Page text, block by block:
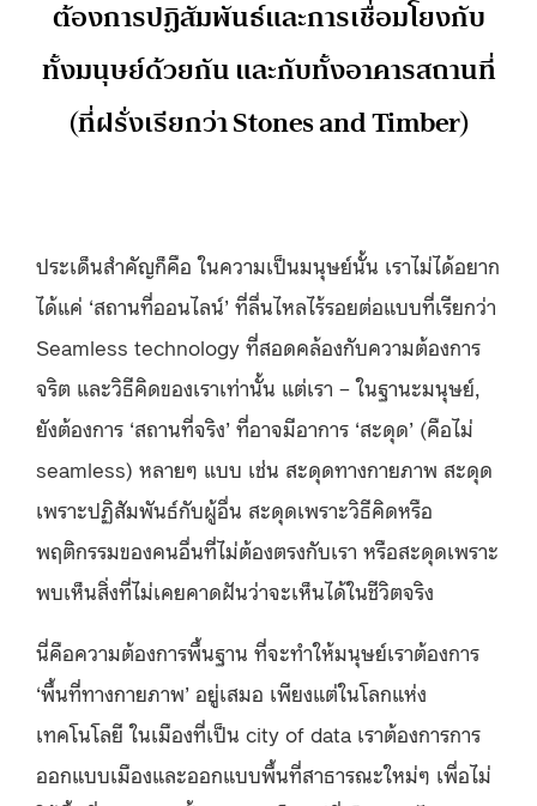
ต้องการปฏิสัมพันธ์และการเชื่อมโยงกับ
ทั้งมนุษย์ด้วยกัน และกับทั้งอาคารสถานที่
(ที่ฝรั่งเรียกว่า Stones and Timber)
ประเด็นสำคัญก็คือ ในความเป็นมนุษย์นั้น เราไม่ได้อยาก
ได้แค่ ‘สถานที่ออนไลน์’ ที่ลื่นไหลไร้รอยต่อแบบที่เรียกว่า
Seamless technology ที่สอดคล้องกับความต้องการ
จริต และวิธีคิดของเราเท่านั้น แต่เรา – ในฐานะมนุษย์,
ยังต้องการ ‘สถานที่จริง’ ที่อาจมีอาการ ‘สะดุด’ (คือไม่
seamless) หลายๆ แบบ เช่น สะดุดทางกายภาพ สะดุด
เพราะปฏิสัมพันธ์กับผู้อื่น สะดุดเพราะวิธีคิดหรือ
พฤติกรรมของคนอื่นที่ไม่ต้องตรงกับเรา หรือสะดุดเพราะ
พบเห็นสิ่งที่ไม่เคยคาดฝันว่าจะเห็นได้ในชีวิตจริง
นี่คือความต้องการพื้นฐาน ที่จะทำให้มนุษย์เราต้องการ
‘พื้นที่ทางกายภาพ’ อยู่เสมอ เพียงแต่ในโลกแห่ง
เทคโนโลยี ในเมืองที่เป็น city of data เราต้องการการ
ออกแบบเมืองและออกแบบพื้นที่สาธารณะใหม่ๆ เพื่อไม่